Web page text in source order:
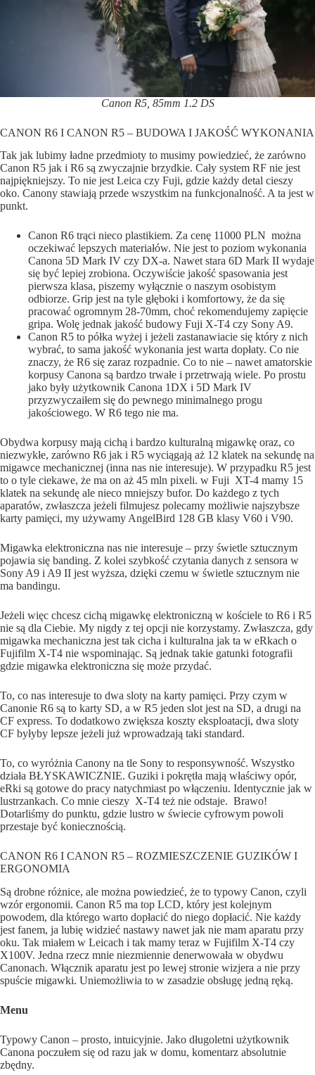
Canon R5, 85mm 1.2 DS
CANON R6 I CANON R5 – BUDOWA I JAKOŚĆ WYKONANIA
Tak jak lubimy ładne przedmioty to musimy powiedzieć, że zarówno
Canon R5 jak i R6 są zwyczajnie brzydkie. Cały system RF nie jest
najpiękniejszy. To nie jest Leica czy Fuji, gdzie każdy detal cieszy
oko. Canony stawiają przede wszystkim na funkcjonalność. A ta jest w
punkt.
Canon R6 trąci nieco plastikiem. Za cenę 11000 PLN można
oczekiwać lepszych materiałów. Nie jest to poziom wykonania
Canona 5D Mark IV czy DX-a. Nawet stara 6D Mark II wydaje
się być lepiej zrobiona. Oczywiście jakość spasowania jest
pierwsza klasa, piszemy wyłącznie o naszym osobistym
odbiorze. Grip jest na tyle głęboki i komfortowy, że da się
pracować ogromnym 28-70mm, choć rekomendujemy zapięcie
gripa. Wolę jednak jakość budowy Fuji X-T4 czy Sony A9.
Canon R5 to półka wyżej i jeżeli zastanawiacie się który z nich
wybrać, to sama jakość wykonania jest warta dopłaty. Co nie
znaczy, że R6 się zaraz rozpadnie. Co to nie – nawet amatorskie
korpusy Canona są bardzo trwałe i przetrwają wiele. Po prostu
jako były użytkownik Canona 1DX i 5D Mark IV
przyzwyczaiłem się do pewnego minimalnego progu
jakościowego. W R6 tego nie ma.
Obydwa korpusy mają cichą i bardzo kulturalną migawkę oraz, co
niezwykłe, zarówno R6 jak i R5 wyciągają aż 12 klatek na sekundę na
migawce mechanicznej (inna nas nie interesuje). W przypadku R5 jest
to o tyle ciekawe, że ma on aż 45 mln pixeli. w Fuji XT-4 mamy 15
klatek na sekundę ale nieco mniejszy bufor. Do każdego z tych
aparatów, zwłaszcza jeżeli filmujesz polecamy możliwie najszybsze
karty pamięci, my używamy AngelBird 128 GB klasy V60 i V90.
Migawka elektroniczna nas nie interesuje – przy świetle sztucznym
pojawia się banding. Z kolei szybkość czytania danych z sensora w
Sony A9 i A9 II jest wyższa, dzięki czemu w świetle sztucznym nie
ma bandingu.
Jeżeli więc chcesz cichą migawkę elektroniczną w kościele to R6 i R5
nie są dla Ciebie. My nigdy z tej opcji nie korzystamy. Zwłaszcza, gdy
migawka mechaniczna jest tak cicha i kulturalna jak ta w eRkach o
Fujifilm X-T4 nie wspominając. Są jednak takie gatunki fotografii
gdzie migawka elektroniczna się może przydać.
To, co nas interesuje to dwa sloty na karty pamięci. Przy czym w
Canonie R6 są to karty SD, a w R5 jeden slot jest na SD, a drugi na
CF express. To dodatkowo zwiększa koszty eksploatacji, dwa sloty
CF byłyby lepsze jeżeli już wprowadzają taki standard.
To, co wyróżnia Canony na tle Sony to responsywność. Wszystko
działa BŁYSKAWICZNIE. Guziki i pokrętła mają właściwy opór,
eRki są gotowe do pracy natychmiast po włączeniu. Identycznie jak w
lustrzankach. Co mnie cieszy X-T4 też nie odstaje. Brawo!
Dotarliśmy do punktu, gdzie lustro w świecie cyfrowym powoli
przestaje być koniecznością.
CANON R6 I CANON R5 – ROZMIESZCZENIE GUZIKÓW I
ERGONOMIA
Są drobne różnice, ale można powiedzieć, że to typowy Canon, czyli
wzór ergonomii. Canon R5 ma top LCD, który jest kolejnym
powodem, dla którego warto dopłacić do niego dopłacić. Nie każdy
jest fanem, ja lubię widzieć nastawy nawet jak nie mam aparatu przy
oku. Tak miałem w Leicach i tak mamy teraz w Fujifilm X-T4 czy
X100V. Jedna rzecz mnie niezmiennie denerwowała w obydwu
Canonach. Włącznik aparatu jest po lewej stronie wizjera a nie przy
spuście migawki. Uniemożliwia to w zasadzie obsługę jedną ręką.
Menu
Typowy Canon – prosto, intuicyjnie. Jako długoletni użytkownik
Canona poczułem się od razu jak w domu, komentarz absolutnie
zbędny.